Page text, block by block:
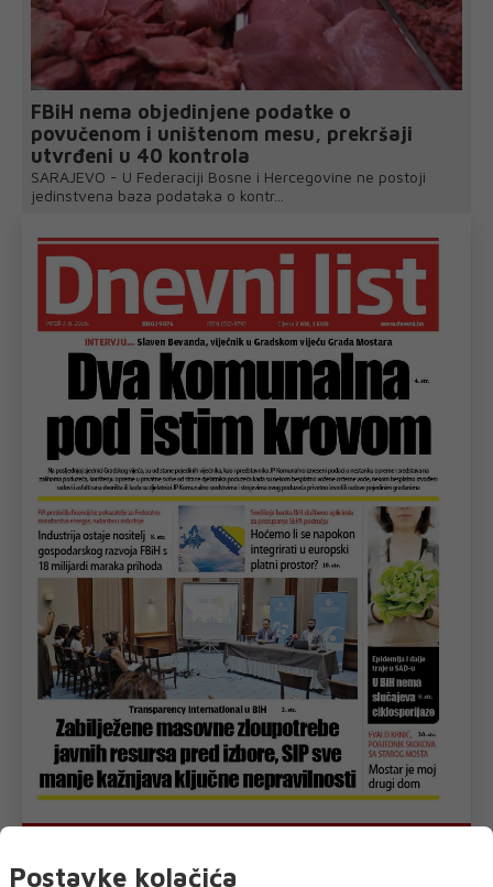
FBiH nema objedinjene podatke o
povučenom i uništenom mesu, prekršaji
utvrđeni u 40 kontrola
SARAJEVO - U Federaciji Bosne i Hercegovine ne postoji
jedinstvena baza podataka o kontr...
Postavke kolačića